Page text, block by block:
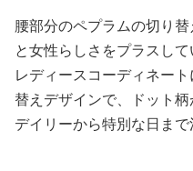
腰部分のペプラムの切り
と女性らしさをプラスして
レディースコーディネー
替えデザインで、ドット柄
デイリーから特別な日まで